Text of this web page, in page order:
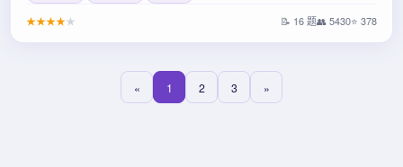
★★★★★ 📝 16 题👥 5430⭐ 378
« 1 2 3 »